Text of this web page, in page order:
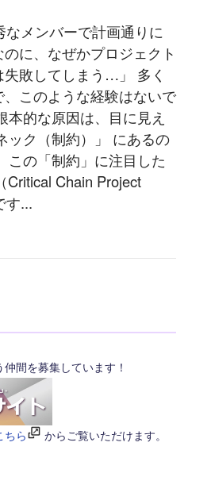
メンバーで計画通りに
に、なぜかプロジェクト
敗してしまう…」 多く
このような経験はないで
本的な原因は、目に見え
ック（制約）」 にあるの
この「制約」に注目した
Critical Chain Project
す...
間を募集しています！
ちら からご覧いただけます。